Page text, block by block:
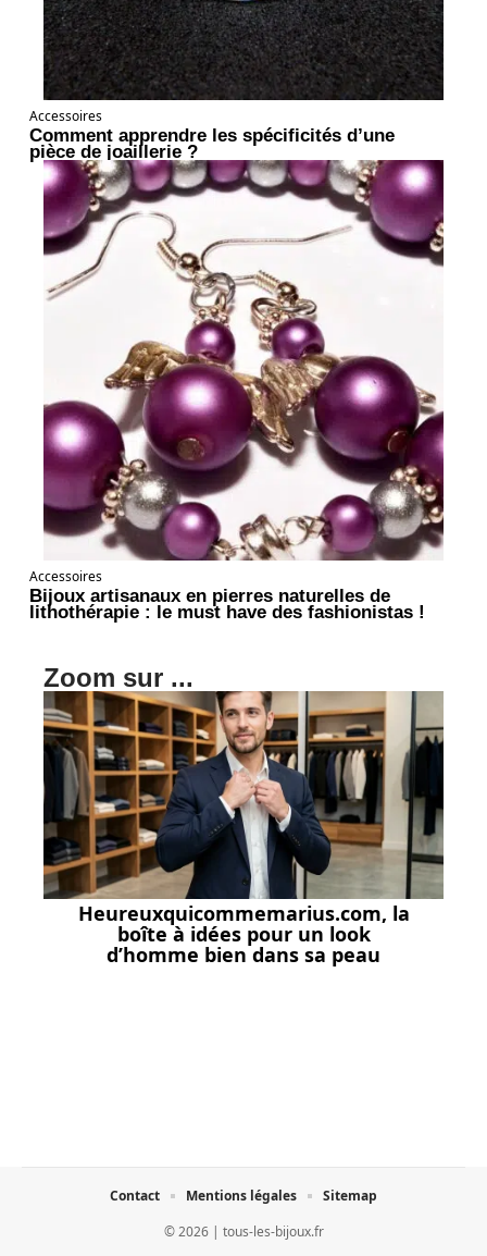
Accessoires
Comment apprendre les spécificités d’une
pièce de joaillerie ?
Accessoires
Bijoux artisanaux en pierres naturelles de
lithothérapie : le must have des fashionistas !
Zoom sur ...
Heureuxquicommemarius.com, la
boîte à idées pour un look
d’homme bien dans sa peau
© 2026 | tous-les-bijoux.fr
Contact Mentions légales Sitemap